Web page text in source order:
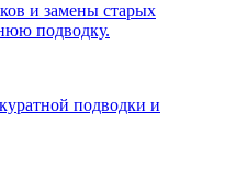
и замены старых
подводку.
подводки и